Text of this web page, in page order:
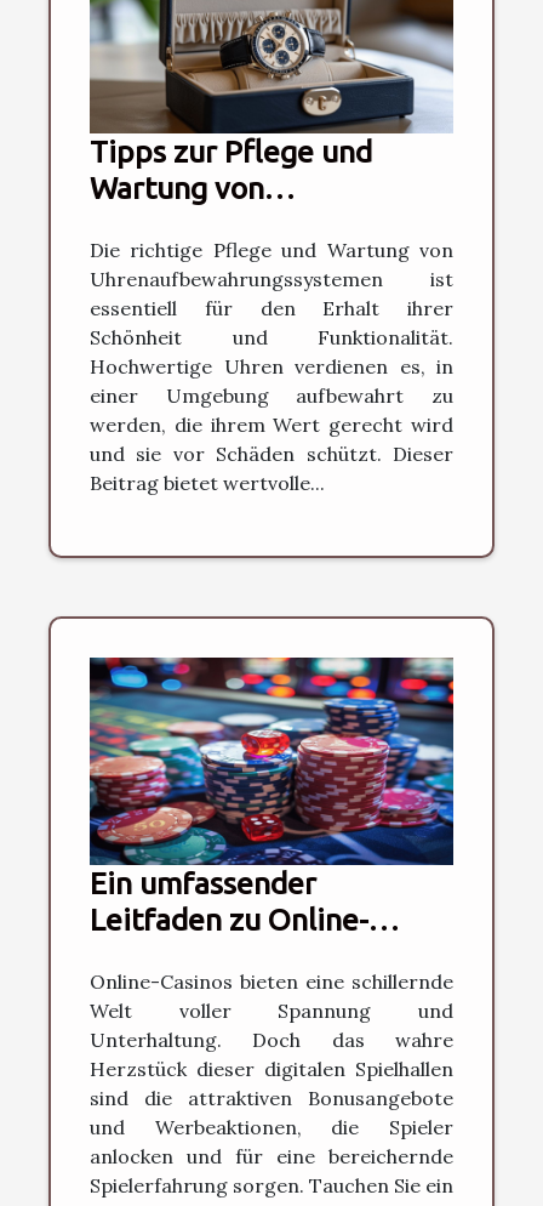
Tipps zur Pflege und
Wartung von
Uhrenaufbewahrungen
Die richtige Pflege und Wartung von
Uhrenaufbewahrungssystemen ist
essentiell für den Erhalt ihrer
Schönheit und Funktionalität.
Hochwertige Uhren verdienen es, in
einer Umgebung aufbewahrt zu
werden, die ihrem Wert gerecht wird
und sie vor Schäden schützt. Dieser
Beitrag bietet wertvolle...
Ein umfassender
Leitfaden zu Online-
Werbeaktionen
Online-Casinos bieten eine schillernde
Welt voller Spannung und
Unterhaltung. Doch das wahre
Herzstück dieser digitalen Spielhallen
sind die attraktiven Bonusangebote
und Werbeaktionen, die Spieler
anlocken und für eine bereichernde
Spielerfahrung sorgen. Tauchen Sie ein